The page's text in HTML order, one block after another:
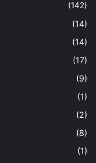
(142)
(14)
(14)
(17)
(9)
(1)
(2)
(8)
(1)